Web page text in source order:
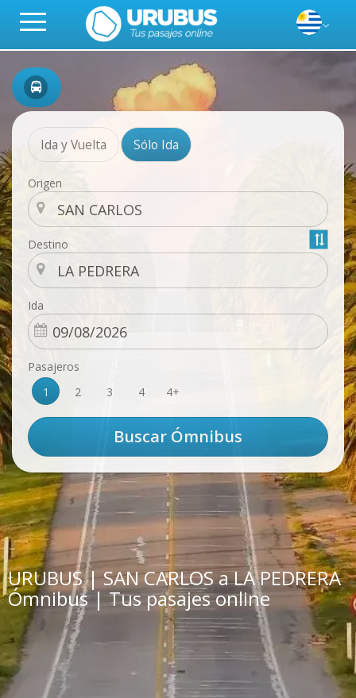
Ida y Vuelta Sólo Ida
Origen
Destino
Ida
Pasajeros
1
2 3 4 4+
URUBUS | SAN CARLOS a LA PEDRERA
Ómnibus | Tus pasajes online